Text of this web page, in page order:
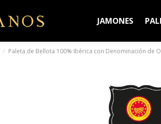
JAMONES
Paleta de Bellota 100% Ibérica con Denominación de